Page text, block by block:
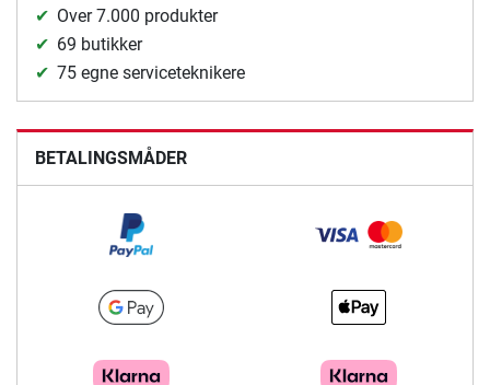
Over 7.000 produkter
69 butikker
75 egne serviceteknikere
BETALINGSMÅDER